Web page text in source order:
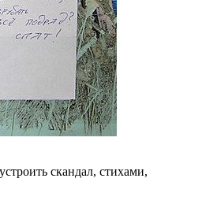
скандал, стихами,